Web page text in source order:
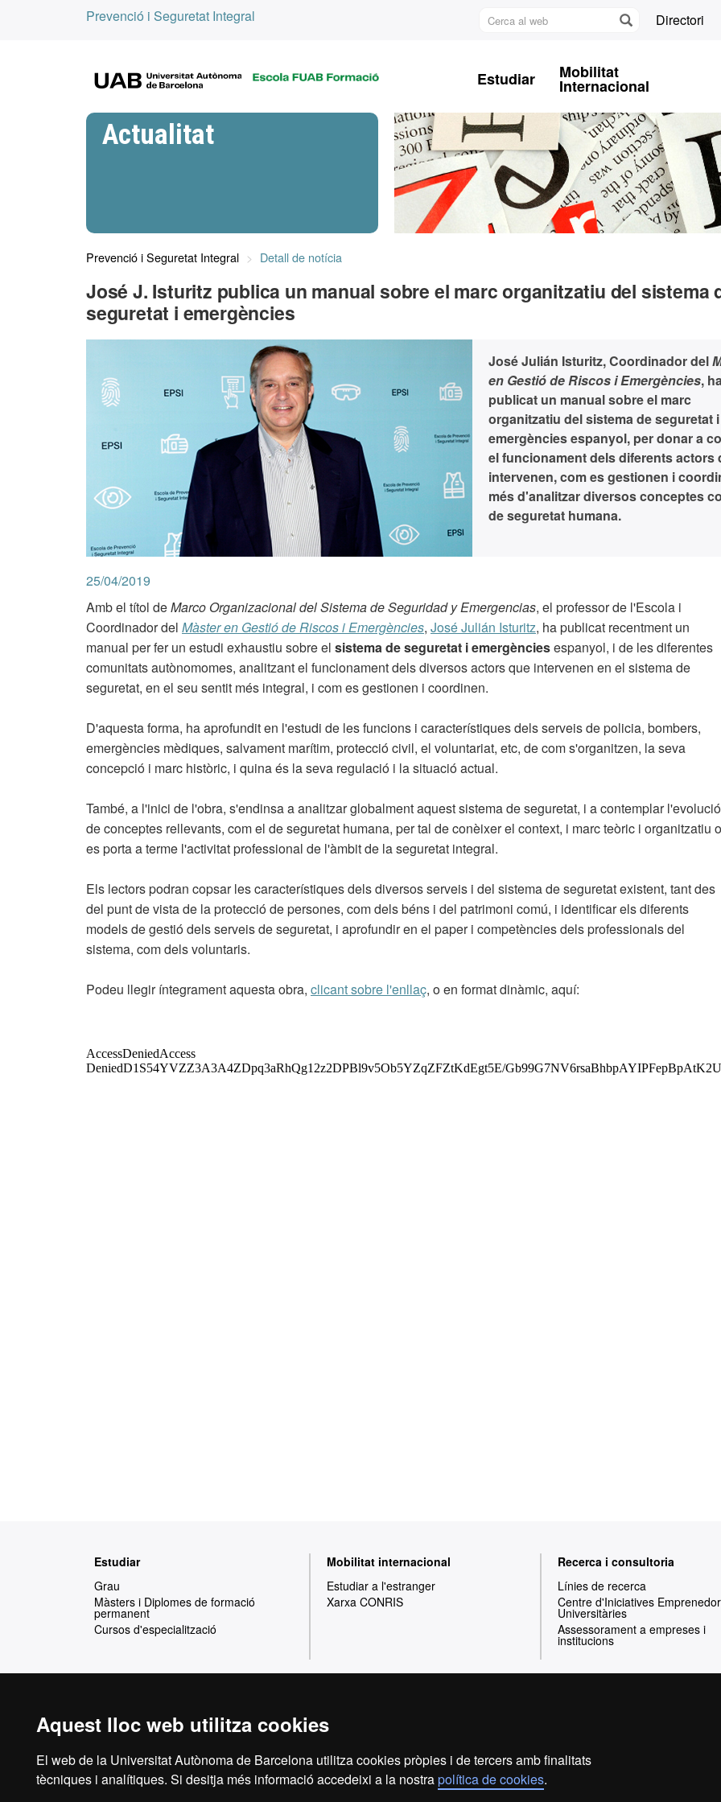
Aquest lloc web utilitza cookies
El web de la Universitat Autònoma de Barcelona utilitza cookies pròpies i de tercers amb finalitats
tècniques i analítiques. Si desitja més informació accedeixi a la nostrapolítica de cookies.
Prevenció i Seguretat Integral
Cerca
Directori
B
Estudiar Mobilitat
Internacional
Actualitat
Prevenció i Seguretat Integral Detall de notícia
José J. Isturitz publica un manual sobre el marc organitzatiu del sistema
seguretat i emergències
José Julián Isturitz, Coordinador del
en Gestió de Riscos i Emergències,
publicat un manual sobre el marc
organitzatiu del sistema de seguretat i
emergències espanyol, per donar a
el funcionament dels diferents actors
intervenen, com es gestionen i
més d'analitzar diversos conceptes
de seguretat humana.
25/04/2019
Amb el títol deMarco Organizacional del Sistema de Seguridad y Emergencias, el professor de l'Escola i
Coordinador del Màster en Gestió de Riscos i Emergències, José Julián Isturitz, ha publicat recentment un
manual per fer un estudi exhaustiu sobre el sistema de seguretat i emergènciesespanyol, i de les diferentes
comunitats autònomomes, analitzant el funcionament dels diversos actors que intervenen en el sistema de
seguretat, en el seu sentit més integral, i com es gestionen i coordinen.
D'aquesta forma, ha aprofundit en l'estudi de les funcions i característiques dels serveis de policia, bombers,
emergències mèdiques, salvament marítim, protecció civil, el voluntariat, etc, de com s'organitzen, la seva
concepció i marc històric, i quina és la seva regulació i la situació actual.
També, a l'inici de l'obra, s'endinsa a analitzar globalment aquest sistema de seguretat, i a contemplar l'evolució
de conceptes rellevants, com el de seguretat humana, per tal de conèixer el context, i marc teòric i organitzatiu
es porta a terme l'activitat professional de l'àmbit de la seguretat integral.
Els lectors podran copsar les característiques dels diversos serveis i del sistema de seguretat existent, tant des
del punt de vista de la protecció de persones, com dels béns i del patrimoni comú, i identificar els diferents
models de gestió dels serveis de seguretat, i aprofundir en el paper i competències dels professionals del
sistema, com dels voluntaris.
Podeu llegir íntegrament aquesta obra, clicant sobre l'enllaç, o en format dinàmic, aquí:
Estudiar
Grau
Màsters i Diplomes de formació
permanent
Cursos d'especialització
Mobilitat internacional
Estudiar a l'estranger
Xarxa CONRIS
Recerca i consultoria
Línies de recerca
Centre d'Iniciatives
Universitàries
Assessorament a empreses i
institucions
Reconeixement internacional de l'excel·lència
HR
Som una universitat capdavantera que imparteix una
i flexible, ajustada a les necessitats de la societat